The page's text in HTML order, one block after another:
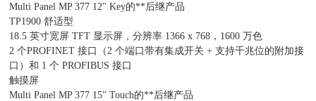
Multi Panel MP 377 12" Key的**后继产品
TP1900 舒适型
18.5 英寸宽屏 TFT 显示屏，分辨率 1366 x 768，1600 万色
2 个PROFINET 接口（2 个端口带有集成开关 + 支持千兆位的附加接
口）和 1 个 PROFIBUS 接口
触摸屏
Multi Panel MP 377 15" Touch的**后继产品